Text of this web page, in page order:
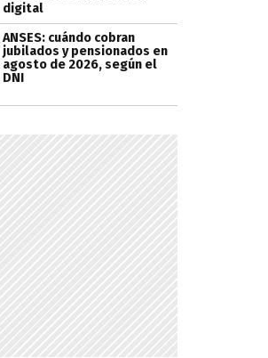
digital
ANSES: cuándo cobran
jubilados y pensionados en
agosto de 2026, según el
DNI